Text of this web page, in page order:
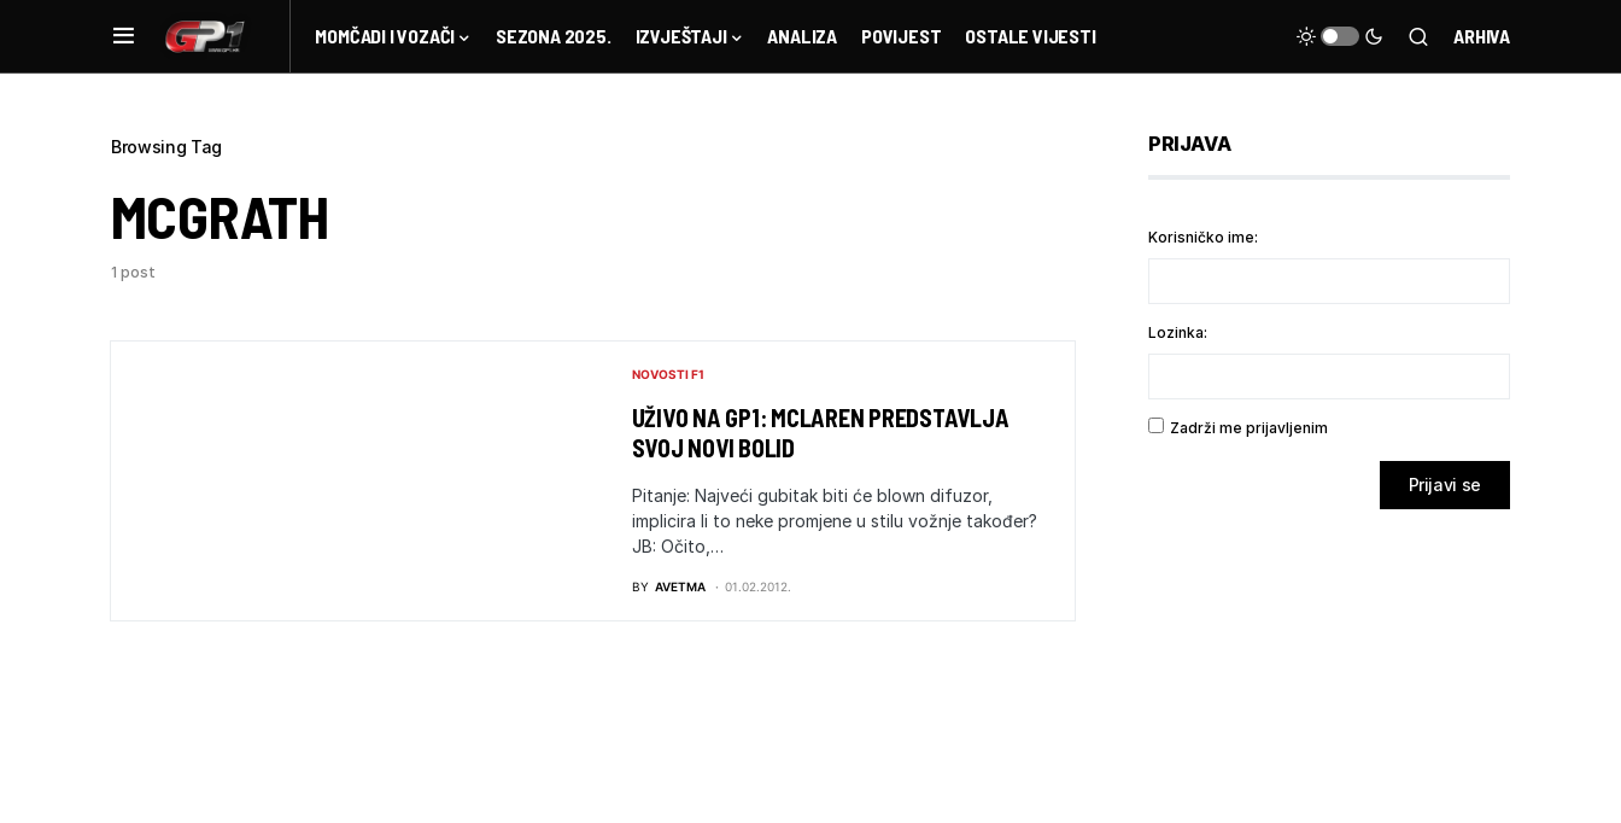
MOMČADI I VOZAČI SEZONA 2025. IZVJEŠTAJI ANALIZA POVIJEST OSTALE VIJESTI ARHIVA
Browsing Tag
MCGRATH
1 post
NOVOSTI F1
UŽIVO NA GP1: MCLAREN PREDSTAVLJA
SVOJ NOVI BOLID
Pitanje: Najveći gubitak biti će blown difuzor,
implicira li to neke promjene u stilu vožnje također?
JB: Očito,…
BY AVETMA 01.02.2012.
PRIJAVA
Korisničko ime:
Lozinka:
Zadrži me prijavljenim
Prijavi se